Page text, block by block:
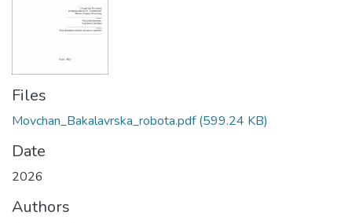
Files
Movchan_Bakalavrska_robota.pdf(599.24 KB)
Date
2026
Authors